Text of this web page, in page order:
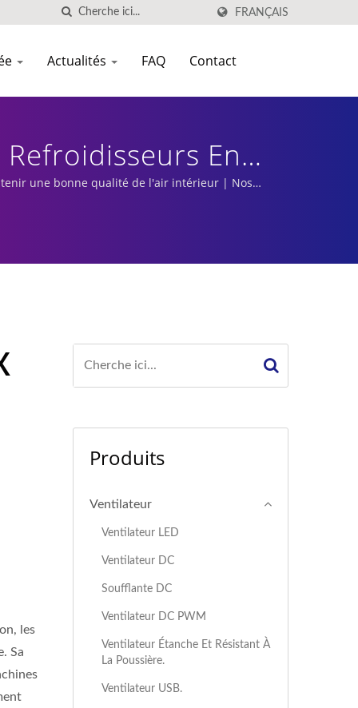
FRANÇAIS
Actualités FAQ Contact
En
une bonne qualité de l'air intérieur | Nos
les
Sa
Produits
Ventilateur
Ventilateur LED
Ventilateur DC
Soufflante DC
Ventilateur DC PWM
Ventilateur Étanche Et Résistant À
La Poussière.
Ventilateur USB.